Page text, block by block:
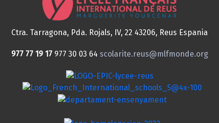
Ctra. Tarragona, Pda. Rojals, IV, 22 43206, Reus Espania
977 77 19 17 977 30 03 64 scolarite.reus@mlfmonde.org